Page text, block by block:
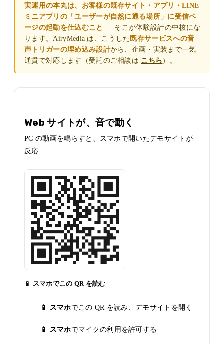
実運用の本丸は、お客様の既存サイト・アプリ・LINE
ミニアプリの「ユーザーが自然に通る場所」に受信ペ
ージの起動を仕込むこと — そこが体験設計の中核にな
ります。AiryMedia は、こうした 既存サービスへの音
声トリガーの埋め込み設計から、企画・実装まで一気
通貫で対応します（受託のご相談は こちら ）。
Web サイトが、音で動く
PC の動画を鳴らすと、スマホで開いたデモサイトが
反応
📱 スマホでこの QR を読む
📱 スマホでこの QR を読み、デモサイトを開く
📱 スマホでマイクの利用を許可する